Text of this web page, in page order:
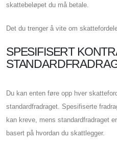
skattebeløpet du må betale.
Det du trenger å vite om
SPESIFISERT
Du kan enten føre opp hver
standardfradraget. Spesifiserte
kan kreve, mens standardfradraget
basert på hvordan du skattlegger.